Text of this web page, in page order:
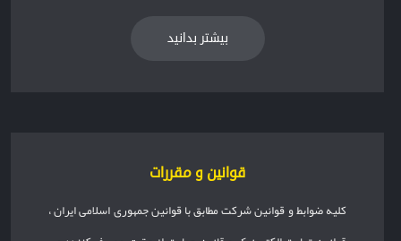
بیشتر بدانید
قوانین و مقررات
کلیه ضوابط و قوانین شرکت مطابق با قوانین جمهوری اسلامی ایران ،